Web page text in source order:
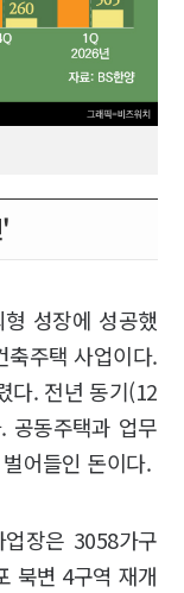
'
성장에 성공했
축주택 사업이다.
다. 전년 동기(12
공동주택과 업무
어들인 돈이다.
장은 3058가구
북변 4구역 재개